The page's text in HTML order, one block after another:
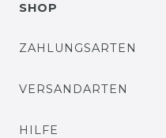
SHOP
ZAHLUNGSARTEN
VERSANDARTEN
HILFE